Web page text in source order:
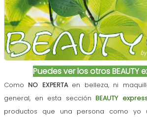
Puedes ver los otros BEAUTY
Como NO EXPERTAen belleza, ni
general, en esta sección BEAUTY
productos que una persona como yo